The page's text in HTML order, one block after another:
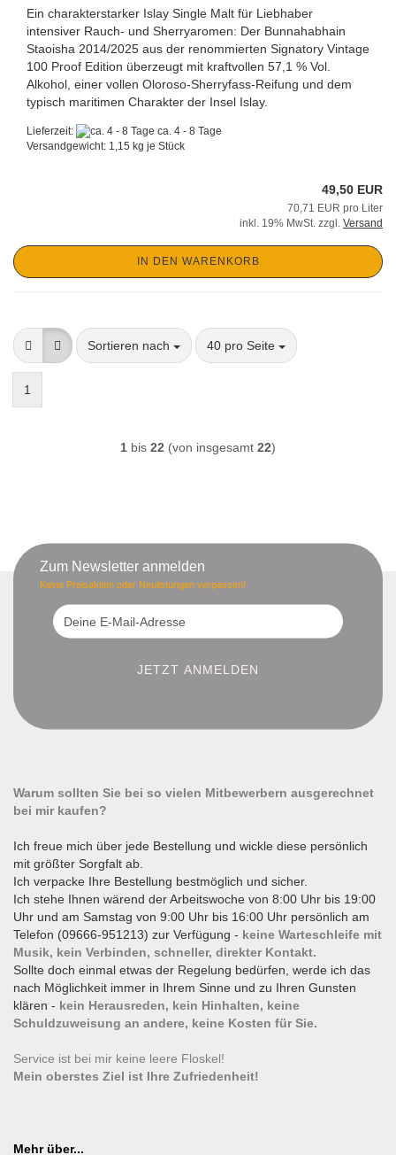
Ein charakterstarker Islay Single Malt für Liebhaber
intensiver Rauch- und Sherryaromen: Der Bunnahabhain
Staoisha 2014/2025 aus der renommierten Signatory Vintage
100 Proof Edition überzeugt mit kraftvollen 57,1 % Vol.
Alkohol, einer vollen Oloroso-Sherryfass-Reifung und dem
typisch maritimen Charakter der Insel Islay.
Lieferzeit:
ca. 4 - 8 Tage
Versandgewicht: 1,15 kg je Stück
49,50 EUR
70,71 EUR pro Liter
inkl. 19% MwSt. zzgl. Versand
IN DEN WARENKORB
Sortieren nach
Sortieren nach 40 pro Seite
pro Seite
1
1 bis 22 (von insgesamt 22)
Zum Newsletter anmelden
Keine Preisaktion oder Neulistungen verpassen!
Warum sollten Sie bei so vielen Mitbewerbern ausgerechnet
bei mir kaufen?
Ich freue mich über jede Bestellung und wickle diese persönlich
mit größter Sorgfalt ab.
Ich verpacke Ihre Bestellung bestmöglich und sicher.
Ich stehe Ihnen wärend der Arbeitswoche von 8:00 Uhr bis 19:00
Uhr und am Samstag von 9:00 Uhr bis 16:00 Uhr persönlich am
Telefon (09666-951213) zur Verfügung - keine Warteschleife mit
Musik, kein Verbinden, schneller, direkter Kontakt.
Sollte doch einmal etwas der Regelung bedürfen, werde ich das
nach Möglichkeit immer in Ihrem Sinne und zu Ihren Gunsten
klären - kein Herausreden, kein Hinhalten, keine
Schuldzuweisung an andere, keine Kosten für Sie.
Service ist bei mir keine leere Floskel!
Mein oberstes Ziel ist Ihre Zufriedenheit!
Mehr über...